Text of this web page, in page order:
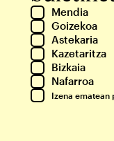
Mendia
Goizekoa
Astekaria
Kazetaritza
Bizkaia
Nafarroa
Izena ematean